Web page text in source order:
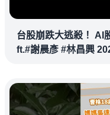
台股崩跌大逃殺！ AI
ft.#謝晨彥 #林昌興